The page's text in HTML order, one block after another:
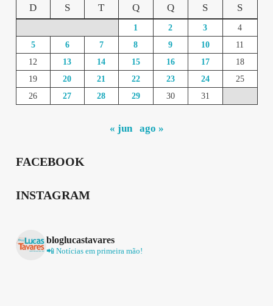
D S T Q Q S S
1 2 3
4
5
6 7 8 9 10
11
12
13 14 15 16 17
18
19
20 21 22 23 24
25
26
27 28 29 30 31
« jun ago »
FACEBOOK
INSTAGRAM
bloglucastavares
📲 Notícias em primeira mão!